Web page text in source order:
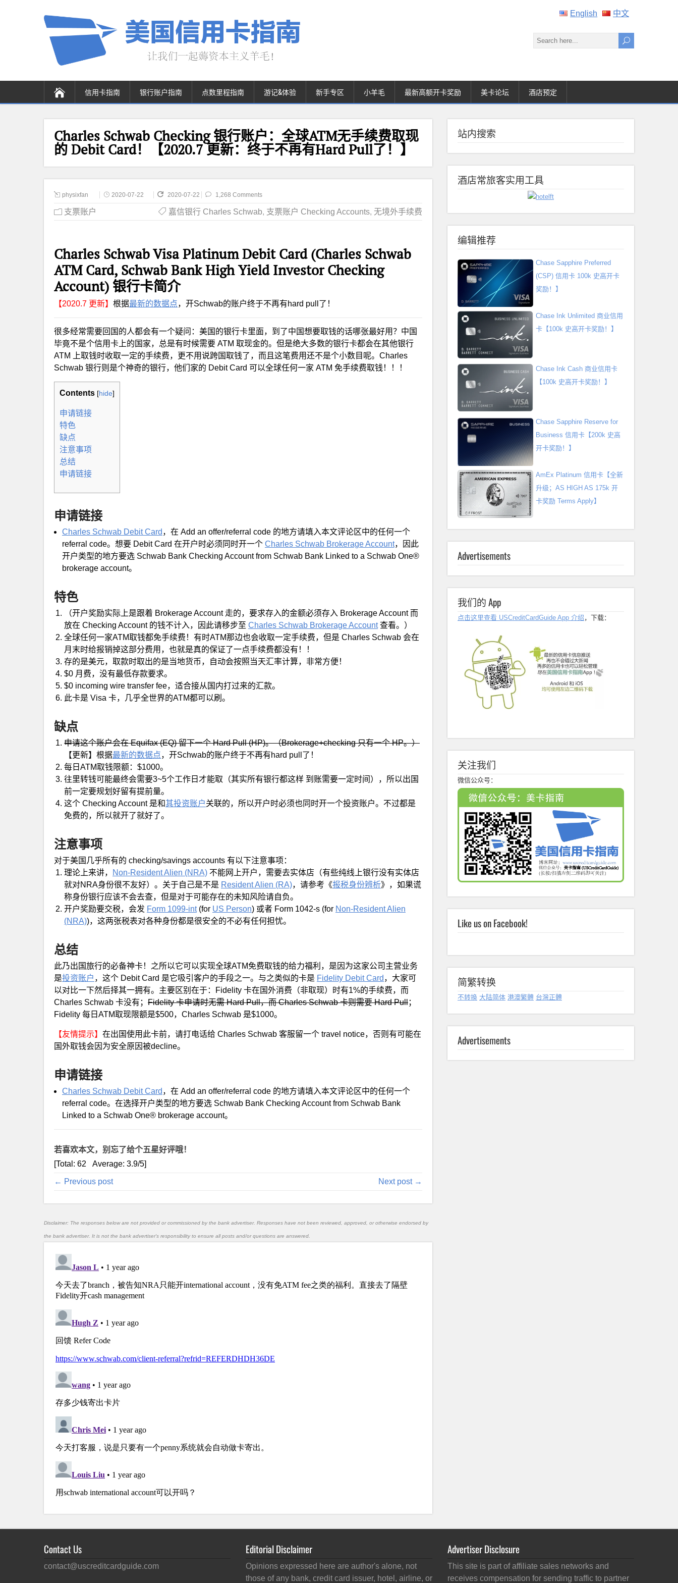
English 中文
信用卡指南 银行账户指南 点数里程指南 游记&体验 新手专区 小羊毛 最新高额开卡奖励 美卡论坛 酒店预定
Charles Schwab Checking 银行账户：全球ATM无手续费取现
的 Debit Card！【2020.7 更新：终于不再有Hard Pull了！】
physixfan 2020-07-22 2020-07-22 1,268 Comments
支票账户 嘉信银行 Charles Schwab, 支票账户 Checking Accounts, 无境外手续费
Charles Schwab Visa Platinum Debit Card (Charles Schwab
ATM Card, Schwab Bank High Yield Investor Checking
Account) 银行卡简介
【2020.7 更新】 根据最新的数据点，开Schwab的账户终于不再有hard pull了！
很多经常需要回国的人都会有一个疑问：美国的银行卡里面，到了中国想要取钱的话哪张最好用？中国
毕竟不是个信用卡上的国家，总是有时候需要 ATM 取现金的。但是绝大多数的银行卡都会在其他银行
ATM 上取钱时收取一定的手续费，更不用说跨国取钱了，而且这笔费用还不是个小数目呢。Charles
Schwab 银行则是个神奇的银行，他们家的 Debit Card 可以全球任何一家 ATM 免手续费取钱！！！
Contents [hide]
申请链接
特色
缺点
注意事项
总结
申请链接
申请链接
Charles Schwab Debit Card ，在 Add an offer/referral code 的地方请填入本文评论区中的任何一个
referral code。想要 Debit Card 在开户时必须同时开一个 Charles Schwab Brokerage Account，因此
开户类型的地方要选 Schwab Bank Checking Account from Schwab Bank Linked to a Schwab One®
brokerage account。
特色
（开户奖励实际上是跟着 Brokerage Account 走的，要求存入的金额必须存入 Brokerage Account 而
放在 Checking Account 的钱不计入，因此请移步至 Charles Schwab Brokerage Account查看。）
全球任何一家ATM取钱都免手续费！有时ATM那边也会收取一定手续费，但是 Charles Schwab 会在
月末时给报销掉这部分费用，也就是真的保证了一点手续费都没有！！
存的是美元，取款时取出的是当地货币，自动会按照当天汇率计算，非常方便！
$0 月费，没有最低存款要求。
$0 incoming wire transfer fee，适合接从国内打过来的汇款。
此卡是 Visa 卡，几乎全世界的ATM都可以刷。
缺点
申请这个账户会在 Equifax (EQ) 留下一个 Hard Pull (HP)。（Brokerage+checking 只有一个 HP。）
【更新】根据最新的数据点，开Schwab的账户终于不再有hard pull了！
每日ATM取钱限额：$1000。
往里转钱可能最终会需要3~5个工作日才能取（其实所有银行都这样 到账需要一定时间），所以出国
前一定要规划好留有提前量。
这个 Checking Account 是和其投资账户关联的，所以开户时必须也同时开一个投资账户。不过都是
免费的，所以就开了就好了。
注意事项
对于美国几乎所有的 checking/savings accounts 有以下注意事项：
理论上来讲，
Non-Resident Alien (NRA) 不能网上开户，需要去实体店（有些纯线上银行没有实体店
就对NRA身份很不友好）。关于自己是不是 Resident Alien (RA)，请参考《报税身份辨析》，如果谎
称身份银行应该不会去查，但是对于可能存在的未知风险请自负。
开户奖励要交税，会发 Form 1099-int(for US Person) 或者 Form 1042-s (for Non-Resident Alien
(NRA))，这两张税表对各种身份都是很安全的不必有任何担忧。
总结
此乃出国旅行的必备神卡！之所以它可以实现全球ATM免费取钱的给力福利，是因为这家公司主营业务
是投资账户 ，这个 Debit Card 是它吸引客户的手段之一。与之类似的卡是 Fidelity Debit Card ，大家可
以对比一下然后择其一拥有。主要区别在于：Fidelity 卡在国外消费（非取现）时有1%的手续费，而
Charles Schwab 卡没有； Fidelity 卡申请时无需 Hard Pull，而 Charles Schwab 卡则需要 Hard Pull；
Fidelity 每日ATM取现限额是$500，Charles Schwab 是$1000。
【友情提示】 在出国使用此卡前，请打电话给 Charles Schwab 客服留一个 travel notice，否则有可能在
国外取钱会因为安全原因被decline。
申请链接
Charles Schwab Debit Card ，在 Add an offer/referral code 的地方请填入本文评论区中的任何一个
referral code。在选择开户类型的地方要选 Schwab Bank Checking Account from Schwab Bank
Linked to a Schwab One® brokerage account。
若喜欢本文，别忘了给个五星好评哦！
[Total: 62 Average: 3.9/5]
← Previous post Next post →
Disclaimer: The responses below are not provided or commissioned by the bank advertiser. Responses have not been reviewed, approved, or otherwise endorsed by
the bank advertiser. It is not the bank advertiser's responsibility to ensure all posts and/or questions are answered.
站内搜索
酒店常旅客实用工具
编辑推荐
Chase Sapphire Preferred
(CSP) 信用卡 100k 史高开卡
奖励！】
Chase Ink Unlimited 商业信用
卡【100k 史高开卡奖励！】
Chase Ink Cash 商业信用卡
【100k 史高开卡奖励！】
Chase Sapphire Reserve for
Business 信用卡【200k 史高
开卡奖励！】
AmEx Platinum 信用卡【全新
升级；AS HIGH AS 175k 开
卡奖励 Terms Apply】
Advertisements
我们的 App
点击这里查看 USCreditCardGuide App 介绍 ，下载：
关注我们
微信公众号：
Like us on Facebook!
简繁转换
不转换 大陆简体 港澳繁體 台灣正體
Advertisements
Contact Us
contact@uscreditcardguide.com
Editorial Disclaimer
Opinions expressed here are author's alone, not
those of any bank, credit card issuer, hotel, airline, or
Advertiser Disclosure
This site is part of affiliate sales networks and
receives compensation for sending traffic to partner